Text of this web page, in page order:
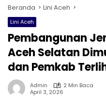
Beranda Lini Aceh
Lini Aceh
Pembangunan
Aceh Selatan
dan Pemkab
Admin
2 Min Baca
April 3, 2026